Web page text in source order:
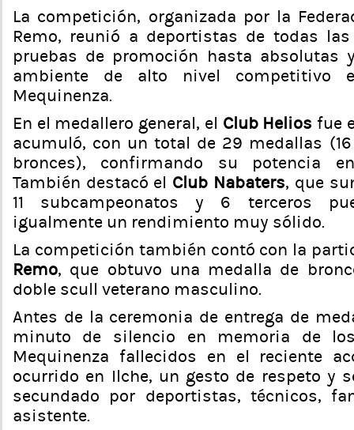
La competición, organizada por la
Remo, reunió a deportistas de todas
pruebas de promoción hasta absolutas
ambiente de alto nivel competitivo
Mequinenza.
En el medallero general, el Club Helios fue
acumuló, con un total de 29 medallas
bronces), confirmando su potencia
También destacó el Club Nabaters, que
11 subcampeonatos y 6 terceros
igualmente un rendimiento muy sólido.
La competición también contó con la
Remo, que obtuvo una medalla de
doble scull veterano masculino.
Antes de la ceremonia de entrega de
minuto de silencio en memoria de
Mequinenza fallecidos en el reciente
ocurrido en Ilche, un gesto de respeto y
secundado por deportistas, técnicos,
asistente.